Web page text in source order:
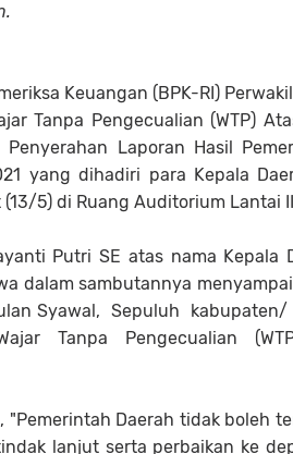
Keuangan (BPK-RI)
Tanpa Pengecualian (WTP)
Laporan Hasil
yang dihadiri para Kepala
5) di Ruang Auditorium Lantai
Putri SE atas nama Kepala
dalam sambutannya
Syawal, Sepuluh kabupaten/
Tanpa Pengecualian
Daerah tidak boleh
lanjut serta perbaikan ke